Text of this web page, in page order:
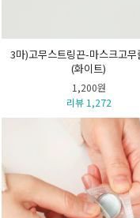
3마)고무스트링끈-마스크고무
(화이트)
1,200원
리뷰 1,272